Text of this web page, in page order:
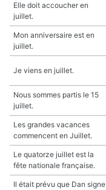
Elle doit accoucher en
juillet.
Mon anniversaire est en
juillet.
Je viens en juillet.
Nous sommes partis le 15
juillet.
Les grandes vacances
commencent en Juillet.
Le quatorze juillet est la
fête nationale française.
Il était prévu que Dan signe